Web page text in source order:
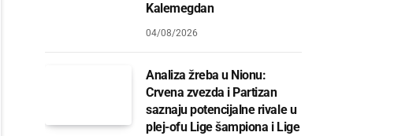
Kalemegdan
04/08/2026
Analiza žreba u Nionu:
Crvena zvezda i Partizan
saznaju potencijalne rivale u
plej-ofu Lige šampiona i Lige